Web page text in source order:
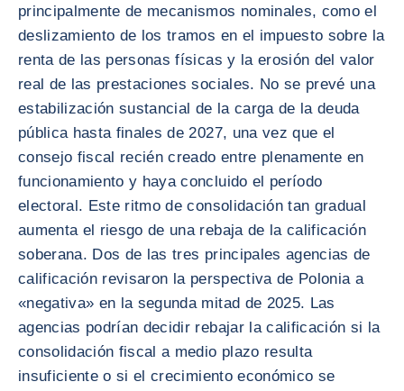
principalmente de mecanismos nominales, como el
deslizamiento de los tramos en el impuesto sobre la
renta de las personas físicas y la erosión del valor
real de las prestaciones sociales. No se prevé una
estabilización sustancial de la carga de la deuda
pública hasta finales de 2027, una vez que el
consejo fiscal recién creado entre plenamente en
funcionamiento y haya concluido el período
electoral. Este ritmo de consolidación tan gradual
aumenta el riesgo de una rebaja de la calificación
soberana. Dos de las tres principales agencias de
calificación revisaron la perspectiva de Polonia a
«negativa» en la segunda mitad de 2025. Las
agencias podrían decidir rebajar la calificación si la
consolidación fiscal a medio plazo resulta
insuficiente o si el crecimiento económico se